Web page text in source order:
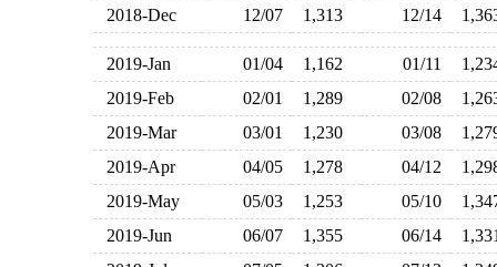
2018-Dec
12/07 1,313 12/14
2019-Jan 01/04 1,162 01/11
2019-Feb
02/01 1,289 02/08
2019-Mar
03/01 1,230 03/08
2019-Apr
04/05 1,278 04/12
2019-May
05/03 1,253 05/10
2019-Jun
06/07 1,355 06/14